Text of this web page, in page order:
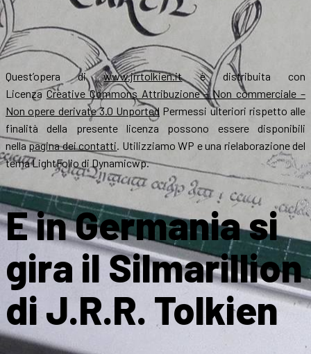
Quest’opera diwww.jrrtolkien.itè distribuita con
LicenzaCreative Commons Attribuzione – Non commerciale –
Non opere derivate 3.0 Unported Permessi ulteriori rispetto alle
finalità della presente licenza possono essere disponibili
nellapagina dei contatti. Utilizziamo WP e una rielaborazione del
tema LightFolio di Dynamicwp.
E in Germania si
gira il Silmarillion
di J.R.R. Tolkien